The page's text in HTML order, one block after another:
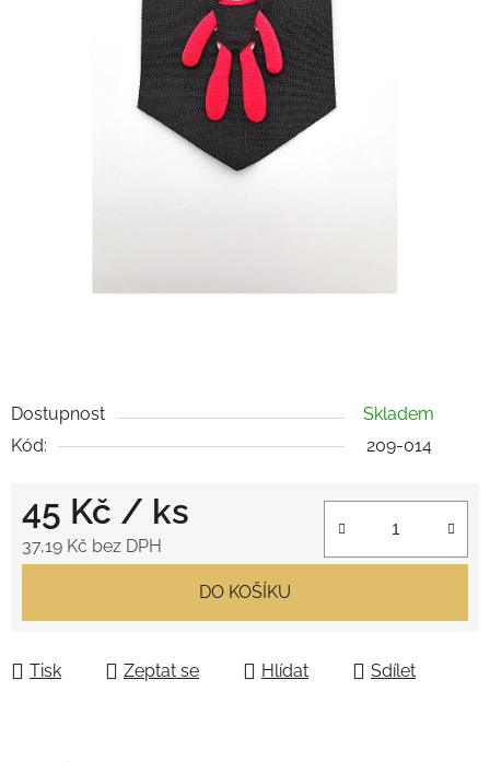
Dostupnost
Skladem
Kód:
209-014
45 Kč / ks
37,19 Kč bez DPH
DO KOŠÍKU
Tisk Zeptat se Hlídat Sdílet